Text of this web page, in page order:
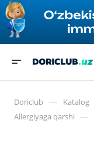
Doriclub — Katalog
Allergiyaga qarshi —